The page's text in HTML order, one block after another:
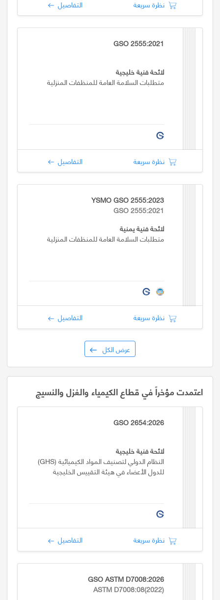
نظرة سريعة التفاصيل
GSO 2555:2021
لائحة فنية خليجية
متطلبات السلامة العامة للمنظفات المنزلية
نظرة سريعة التفاصيل
YSMO GSO 2555:2023
GSO 2555:2021
لائحة فنية يمنية
متطلبات السلامة العامة للمنظفات المنزلية
نظرة سريعة التفاصيل
عرض الكل
اعتمدت مؤخراً في قطاع الكيمياء والغزل والنسيج
GSO 2654:2026
لائحة فنية خليجية
النظام الدولي لتصنيف المواد الكيميائية (GHS)
للدول الأعضاء في هيئة التقييس الخليجية
نظرة سريعة التفاصيل
GSO ASTM D7008:2026
ASTM D7008:08(2022)